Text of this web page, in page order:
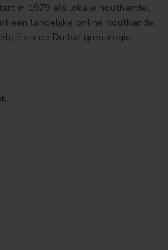
in 1979 als lokale houthandel.
een landelijke online houthandel
en de Duitse grensregio.